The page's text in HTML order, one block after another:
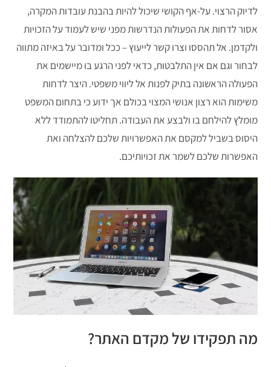
לדיוק הרצוי. על-אף הקושי שיכול להיות בהבנת עובדות המקרה,
אסור לדחות את הפעולות הנדרשות מפני שיש לעמוד על הזכויות
ולקדמן. אל תהססו וצרו קשר לייעוץ – ככל ומדובר על באיזה מתווה
לבחור וגם אם אין התלבטות, כדאי לפני הרגע בו מיישמים את
הפעולה הראשונה בתיק לפנות אל ליווי משפטי. היצר לדחות
משימות הוא רצון אנושי המצוי בכולם אך ידוע כי בתחום המשפט
מומלץ להילחם בו ולבצע את העבודה. תחליטו להתמודד ללא
היסוס בשביל למקסם את האפשרויות שלכם להצלחה ואת
האפשרות שלכם לשמר את זכויותיכם.
מה תפקידו של מקדם האתר?